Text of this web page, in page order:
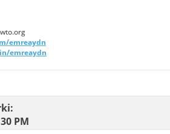
emreaydn
emreaydn
PM